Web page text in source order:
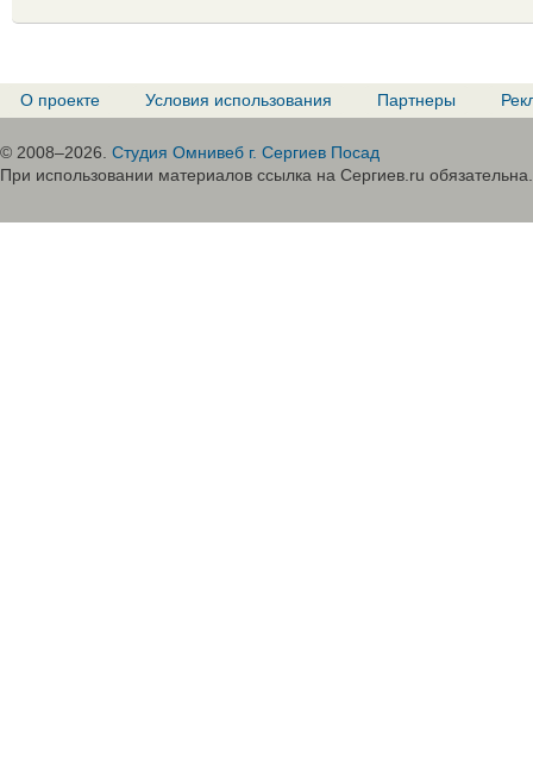
О проекте Условия использования Партнеры
© 2008–2026. Студия Омнивеб г. Сергиев Посад
При использовании материалов ссылка на Сергиев.ru обязательна.